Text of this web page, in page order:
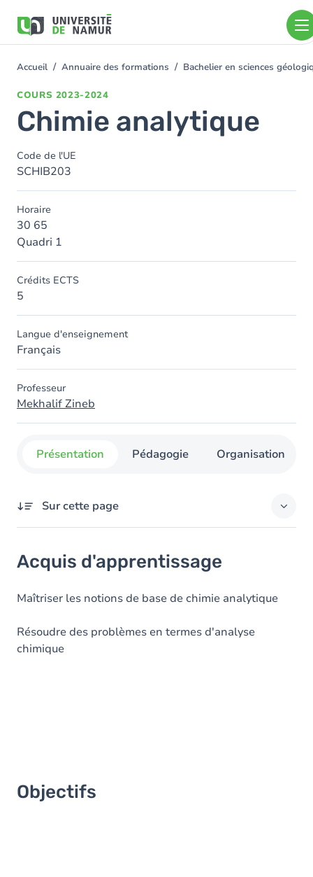
contenu
You
Accueil Annuaire des formations Bachelier en sciences
COURS 2023-2024
Chimie analytique
Code de l'UE
SCHIB203
Horaire
30 65
Quadri 1
Crédits ECTS
5
Langue d'enseignement
Français
Professeur
Mekhalif Zineb
Présentation Pédagogie Organisation
Sur cette page
Objectifs
Contenu
Table des matières
Exercices
Acquis d'apprentissage
Maîtriser les notions de base de chimie analytique
Résoudre des problèmes en termes d'analyse
chimique
Objectifs